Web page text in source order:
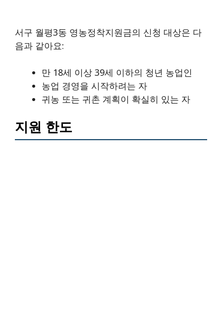
서구 월평3동 영농정착지원금의 신청 대상은 다
음과 같아요:
만 18세 이상 39세 이하의 청년 농업인
농업 경영을 시작하려는 자
귀농 또는 귀촌 계획이 확실히 있는 자
지원 한도